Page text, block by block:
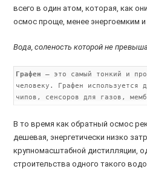
всего в один атом, которая, как
осмос проще, менее энергоемким
Вода, соленость которой не
Графен – это самый тонкий и
человеку. Графен используется
чипов, сенсоров для газов,
В то время как обратный осмос
дешевая, энергетически низко
крупномасштабной дистилляции,
строительства одного такого